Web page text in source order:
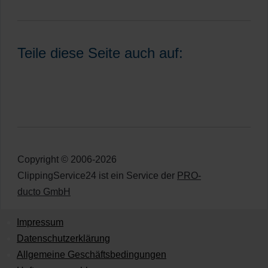
Teile diese Seite auch auf:
Copyright © 2006-2026
ClippingService24 ist ein Service der PRO-
ducto GmbH
Impressum
Datenschutzerklärung
Allgemeine Geschäftsbedingungen